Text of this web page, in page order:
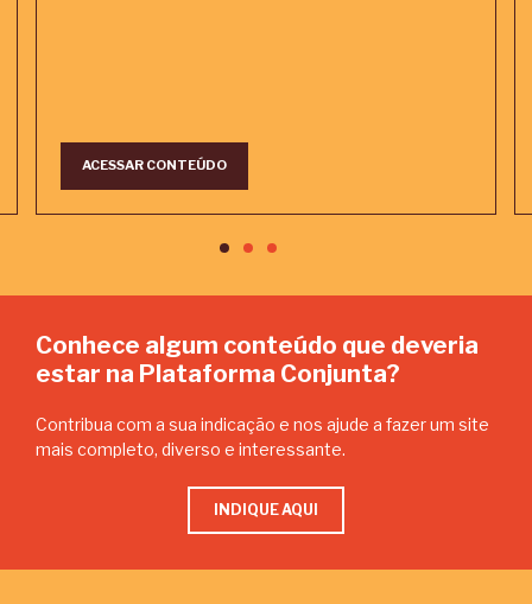
ACESSAR CONTEÚDO
Conhece algum conteúdo que deveria
estar na Plataforma Conjunta?
Contribua com a sua indicação e nos ajude a fazer um site
mais completo, diverso e interessante.
INDIQUE AQUI